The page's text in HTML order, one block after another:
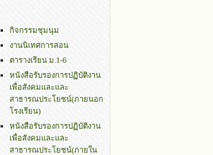
กิจกรรมชุมนุม
งานนิเทศการสอน
ตารางเรียน ม.1-6
หนังสือรับรองการปฏิบัติงาน
เพื่อสังคมและและ
สาธารณประโยชน์(ภายนอก
โรงเรียน)
หนังสือรับรองการปฏิบัติงาน
เพื่อสังคมและและ
สาธารณประโยชน์(ภายใน